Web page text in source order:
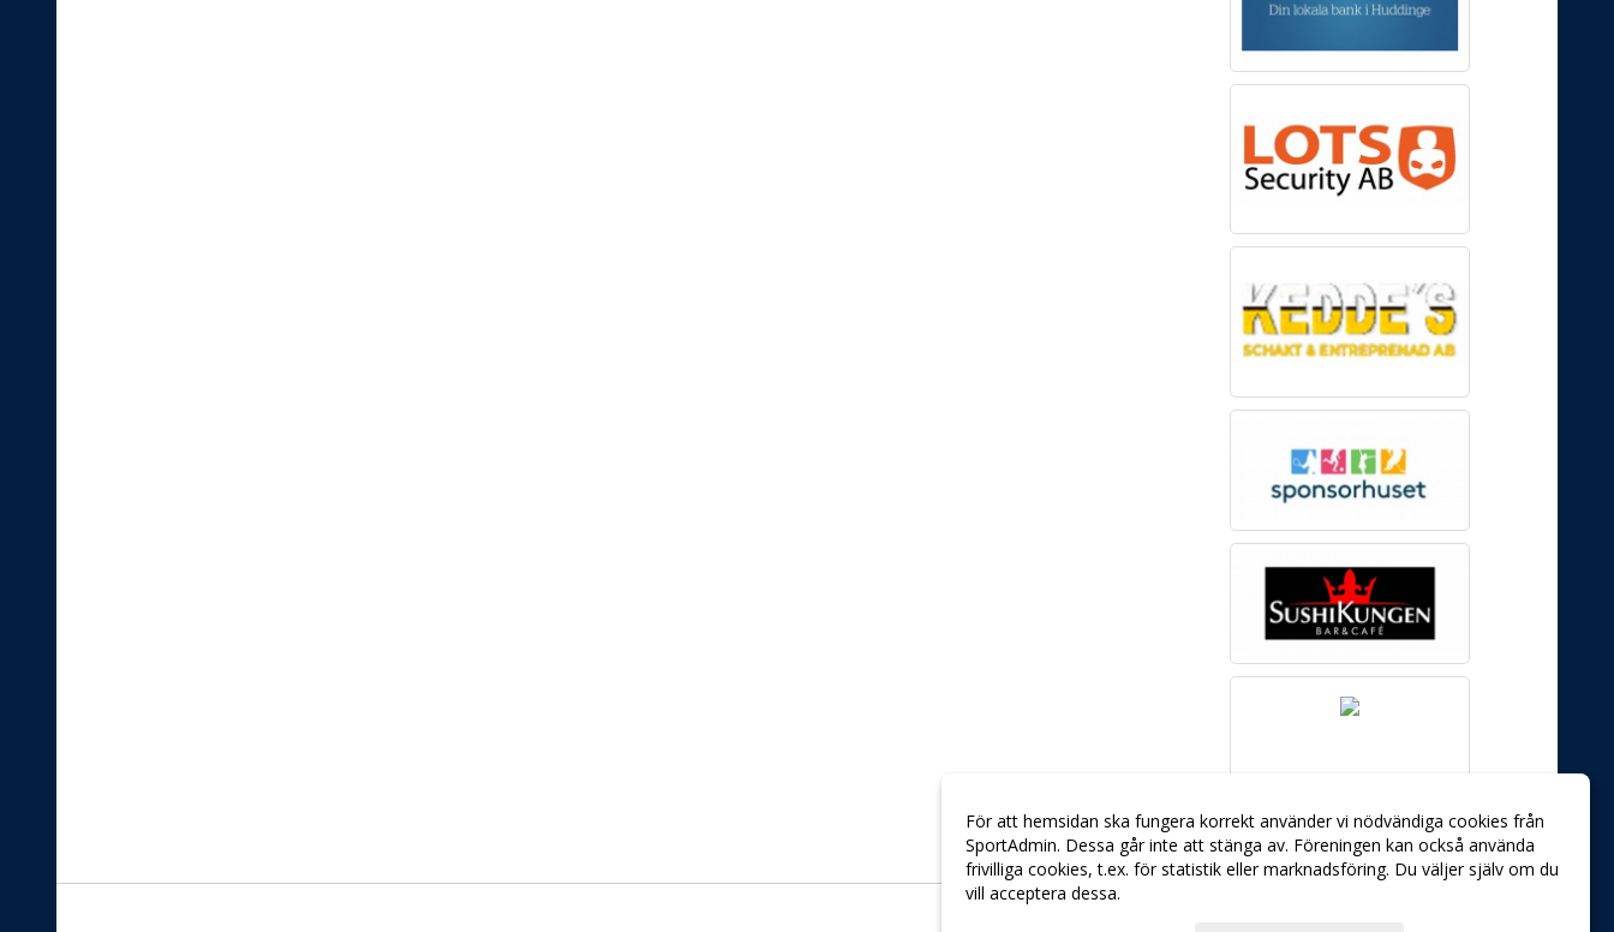
För att hemsidan ska fungera korrekt använder vi nödvändiga cookies från
SportAdmin. Dessa går inte att stänga av. Föreningen kan också använda
frivilliga cookies, t.ex. för statistik eller marknadsföring. Du väljer själv om du
vill acceptera dessa.